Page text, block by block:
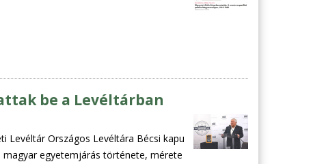
be a Levéltárban
Levéltár Országos Levéltára Bécsi kapu
egyetemjárás története, mérete